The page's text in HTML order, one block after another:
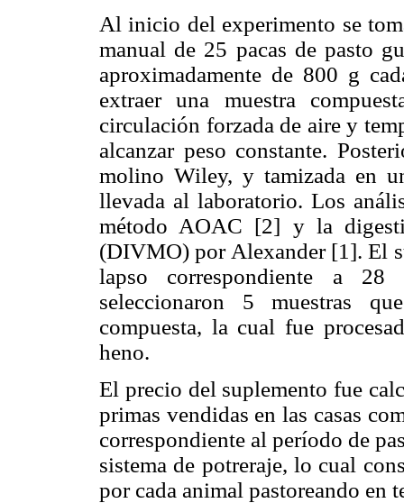
Al inicio del experimento se
manual de 25 pacas de pasto
aproximadamente de 800 g
extraer una muestra
circulación forzada de aire y
alcanzar peso constante.
molino Wiley, y tamizada en
llevada al laboratorio. Los
método AOAC [2] y la
(DIVMO) por Alexander [1]. El
lapso correspondiente a
seleccionaron 5 muestras
compuesta, la cual fue
heno.
El precio del suplemento fue
primas vendidas en las casas
correspondiente al período de
sistema de potreraje, lo cual
por cada animal pastoreando en